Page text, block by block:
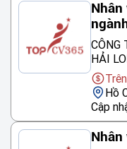
CÔNG
HẢI
Hồ
Cập